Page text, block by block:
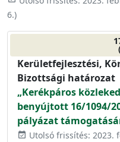
6.)
Kerületfejlesztési,
Bizottsági határozat
„Kerékpáros
benyújtott 16/1094/
pályázat
event_available Utolsó frissítés: 2023.